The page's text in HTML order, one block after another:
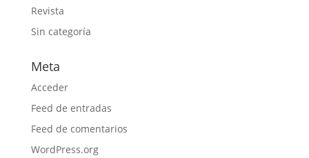
Revista
Sin categoría
Meta
Acceder
Feed de entradas
Feed de comentarios
WordPress.org